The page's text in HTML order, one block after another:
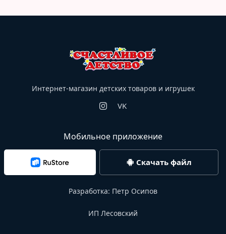
Интернет-магазин детских товаров и игрушек
VK
Мобильное приложение
Скачать файл
Разработка: Петр Осипов
ИП Лесовский